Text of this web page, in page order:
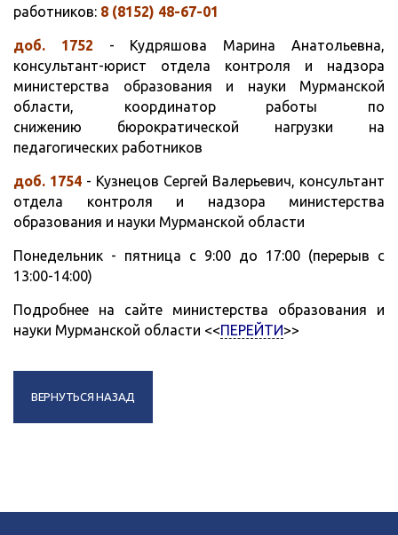
работников: 8 (8152) 48-67-01
доб. 1752 - Кудряшова Марина Анатольевна,
консультант-юрист отдела контроля и надзора
министерства образования и науки Мурманской
области, координатор работы по
снижению бюрократической нагрузки на
педагогических работников
доб. 1754 - Кузнецов Сергей Валерьевич, консультант
отдела контроля и надзора министерства
образования и науки Мурманской области
Понедельник - пятница с 9:00 до 17:00 (перерыв с
13:00-14:00)
Подробнее на сайте министерства образования и
науки Мурманской области <<ПЕРЕЙТИ>>
ВЕРНУТЬСЯ НАЗАД